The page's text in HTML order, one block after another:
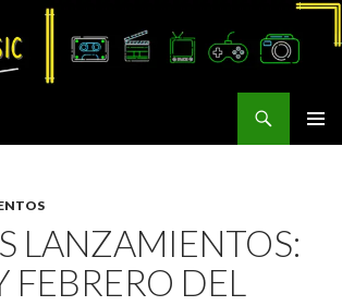
LANZAMIENTOS:
FEBRERO DEL